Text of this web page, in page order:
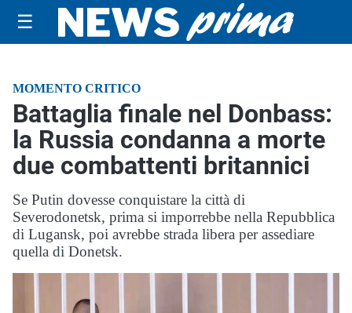
☰
MOMENTO CRITICO
Battaglia finale nel Donbass:
la Russia condanna a morte
due combattenti britannici
Se Putin dovesse conquistare la città di
Severodonetsk, prima si imporrebbe nella Repubblica
di Lugansk, poi avrebbe strada libera per assediare
quella di Donetsk.